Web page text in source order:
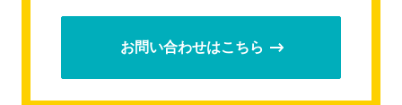
お問い合わせはこちら